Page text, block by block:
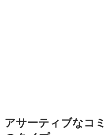
アサーティブなコ